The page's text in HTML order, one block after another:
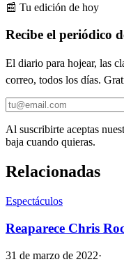
📰 Tu edición de hoy
Recibe el periódico
El diario para hojear, las
correo, todos los días.
Al suscribirte aceptas
baja cuando quieras.
Relacionadas
Espectáculos
Reaparece Chris
31 de marzo de 2022·